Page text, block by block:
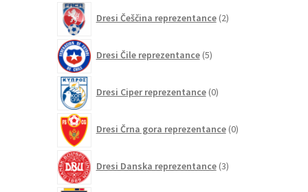
Dresi Češčina reprezentance 2izdelka
Dresi Čile reprezentance 5izdelkov
Dresi Ciper reprezentance 0izdelkov
Dresi Črna gora reprezentance 0izdelkov
Dresi Danska reprezentance 3izdelki